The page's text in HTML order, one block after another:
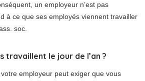
un employeur n’est pas
à ce que ses employés viennent travailler
soc.
travaillent le jour de l’an ?
employeur peut exiger que vous